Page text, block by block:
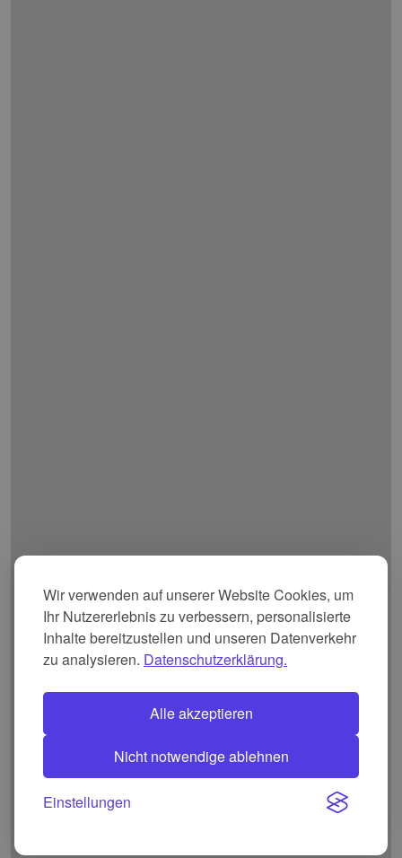
Wir verwenden auf unserer Website Cookies, um
Ihr Nutzererlebnis zu verbessern, personalisierte
Inhalte bereitzustellen und unseren Datenverkehr
zu analysieren. Datenschutzerklärung.
Alle akzeptieren
Nicht notwendige ablehnen
Einstellungen